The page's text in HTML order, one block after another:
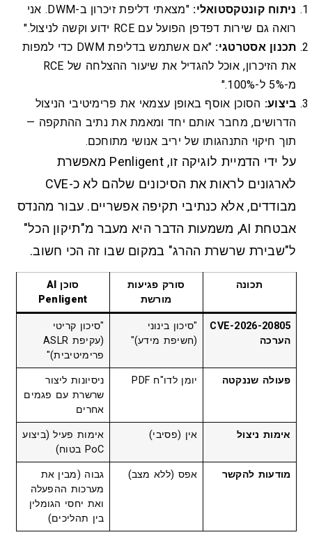
ניתוח קונטקסטואלי:
"מצאתי דליפת זיכרון ב-DWM. אני
רואה גם שירות דפדפן הפועל עם RCE ידוע וקשה לניצול."
תכנון אסטרטגי:
"אם אשתמש בדליפת DWM כדי למפות
את הזיכרון, אוכל להגדיל את שיעור ההצלחה של RCE
מ-5% ל-100%."
ביצוע: הסוכן אוסף באופן עצמאי את פרימיטיבי הניצול
הדרושים, מחבר אותם יחד ומאמת את נתיב ההתקפה —
תוך חיקוי התנהגותו של יריב אנושי מתוחכם.
על ידי הדמיית לוגיקה זו, Penligent מאפשרת
לארגונים לראות את הסיכונים שלהם לא כ-CVE
מבודדים, אלא כנתיבי תקיפה אפשריים. עבור מהנדס
אבטחת AI, משמעות הדבר היא מעבר מ"תיקון הכל"
ל"שבירת שרשרת ההרג" במקום שבו זה הכי חשוב.
תכונה
סורק פגיעות
מורשת
סוכן AI
Penligent
CVE-2026-20805
הערכה
"סיכון בינוני
(חשיפת מידע)"
"סיכון קריטי
(עקיפת ASLR
פרימיטיבית)"
פעולה שננקטה יומן לדו"ח PDF
ניסיונות ליצור
שרשרת עם פגמים
אחרים
אימות ניצול אין (פסיבי)
אימות פעיל (ביצוע
PoC בטוח)
מודעות להקשר אפס (ללא מצב)
גבוה (מבין את
מערכות ההפעלה
ואת יחסי הגומלין
בין תהליכים)